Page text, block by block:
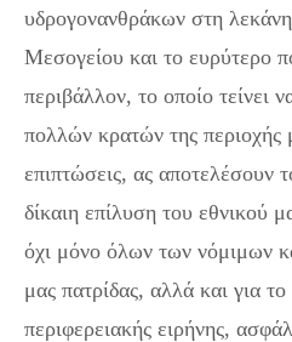
υδρογονανθράκων στη
Μεσογείου και το ευρύτερο
περιβάλλον, το οποίο τείνει
πολλών κρατών της περιοχής
επιπτώσεις, ας αποτελέσουν
δίκαιη επίλυση του εθνικού
όχι μόνο όλων των νόμιμων
μας πατρίδας, αλλά και για
περιφερειακής ειρήνης,